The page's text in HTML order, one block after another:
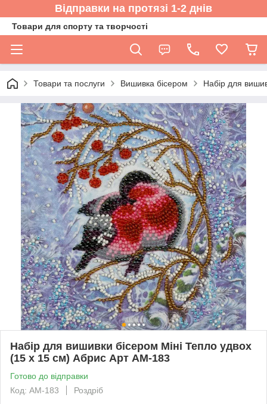
Відправки на протязі 1-2 днів
Товари для спорту та творчості
Товари та послуги Вишивка бісером Набір для
Набір для вишивки бісером Міні Тепло удвох
(15 х 15 см) Абрис Арт AM-183
Готово до відправки
Код: AM-183
Роздріб